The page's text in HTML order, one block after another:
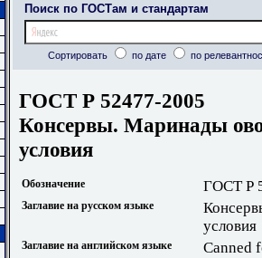
Поиск по ГОСТам и стандартам
Сортировать по дате по
ГОСТ Р 52477-2005
Консервы. Маринады
условия
Обозначение ГОСТ Р
Заглавие на русском языке
условия
Заглавие на английском языке Canned